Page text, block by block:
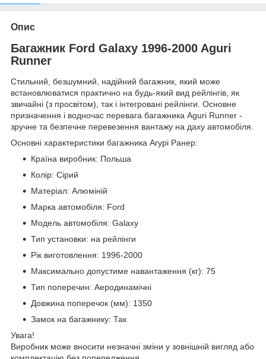
Опис
Багажник Ford Galaxy 1996-2000 Aguri
Runner
Стильний, безшумний, надійний багажник, який може
встановлюватися практично на будь-який вид рейлінгів, як
звичайні (з просвітом), так і інтегровані рейлінги. Основне
призначення і водночас перевага багажника Aguri Runner -
зручне та безпечне перевезення вантажу на даху автомобіля.
Основні характеристики багажника Агурі Ранер:
Країна виробник: Польша
Колір: Сірий
Матеріал: Алюміній
Марка автомобіля: Ford
Модель автомобіля: Galaxy
Тип установки: на рейлінги
Рік виготовлення: 1996-2000
Максимально допустиме навантаження (кг): 75
Тип поперечин: Аеродинамічні
Довжина поперечок (мм): 1350
Замок на багажнику: Так
Увага!
Виробник може вносити незначні зміни у зовнішній вигляд або